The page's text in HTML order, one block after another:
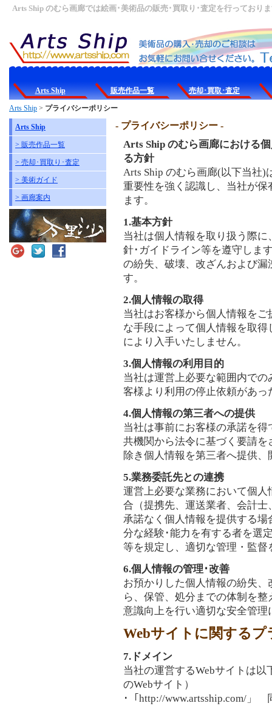
Arts Ship のむら画廊では絵画･美術品の販売･買取り･査定を行っており
Arts Ship 販売作品一覧 売却･買取･査定
Arts Ship > プライバシーポリシー
- プライバシーポリシー -
Arts Ship のむら画廊における
る方針
Arts Ship のむら画廊(以下当社
重要性を強く認識し、当社が
ます。
1.基本方針
当社は個人情報を取り扱う際
針･ガイドライン等を遵守しま
の紛失、破壊、改ざんおよび
す。
2.個人情報の取得
当社はお客様から個人情報を
な手段によって個人情報を取
により入手いたしません。
3.個人情報の利用目的
当社は運営上必要な範囲内で
客様より利用の停止依頼があ
4.個人情報の第三者への提供
当社は事前にお客様の承諾を
共機関から法令に基づく要請
除き個人情報を第三者へ提供
5.業務委託先との連携
運営上必要な業務において個
合（提携先、運送業者、会計
承諾なく個人情報を提供する
分な経験･能力を有する者を選
等を規定し、適切な管理・監督
6.個人情報の管理･改善
お預かりした個人情報の紛失
ら、保管、処分までの体制を
意識向上を行い適切な安全管理
Webサイトに関する
7.ドメイン
当社の運営するWebサイトは
のWebサイト）
･「http://www.artsship.com/」
Arts Ship
> 販売作品一覧
> 売却･買取り･査定
> 美術ガイド
> 画廊案内